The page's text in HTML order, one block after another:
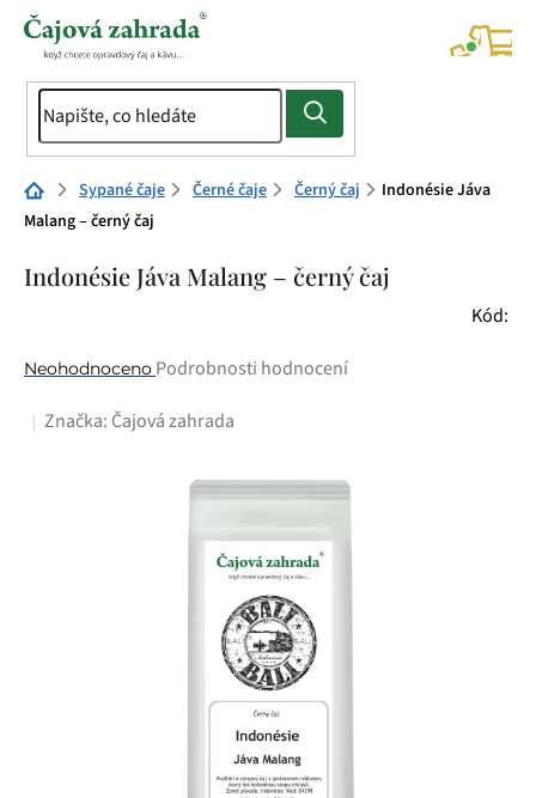
Přejít
Domů Sypané čaje Černé čaje Černý čaj
Indonésie Jáva
Malang – černý čaj
Indonésie Jáva Malang – černý čaj
Kód:
Průměrné
produktu
Neohodnoceno Podrobnosti hodnocení
Značka: Čajová zahrada